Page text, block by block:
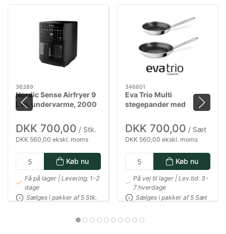
36389
Nordic Sense Airfryer 9
L m. undervarme, 2000
watt i sort
DKK 700,00 / Stk.
DKK 560,00 ekskl. moms
Køb nu
Få på lager | Levering: 1-2
dage
Sælges i pakker af 5 Stk.
346601
Eva Trio Multi
stegepander med
Mosaic keramisk Slip-
Let belægning - 24 & 28
cm
DKK 700,00 / Sæt
DKK 560,00 ekskl. moms
Køb nu
På vej til lager | Lev.tid: 3-
7 hverdage
Sælges i pakker af 5 Sæt